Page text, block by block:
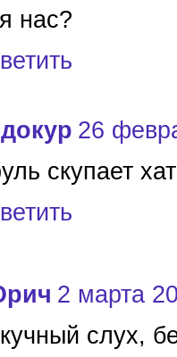
нас?
26
скупает
2 марта
слух,